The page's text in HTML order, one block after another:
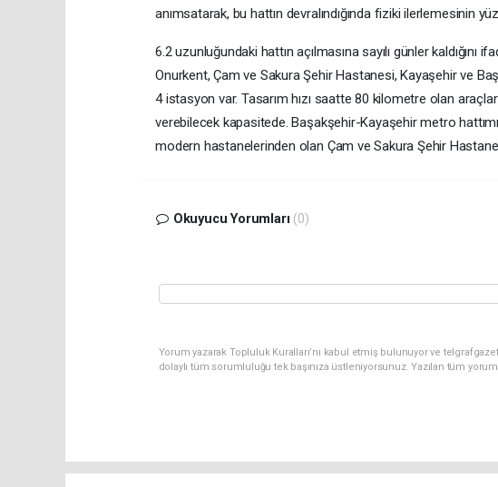
anımsatarak, bu hattın devralındığında fiziki ilerlemesinin
6.2 uzunluğundaki hattın açılmasına sayılı günler kaldığını
Onurkent, Çam ve Sakura Şehir Hastanesi, Kayaşehir ve
4 istasyon var. Tasarım hızı saatte 80 kilometre olan
verebilecek kapasitede. Başakşehir-Kayaşehir metro
modern hastanelerinden olan Çam ve Sakura Şehir
Okuyucu Yorumları (0)
Yorum yazarak Topluluk Kuralları’nı kabul etmiş bulunuyor ve
dolaylı tüm sorumluluğu tek başınıza üstleniyorsunuz. Yazılan tüm